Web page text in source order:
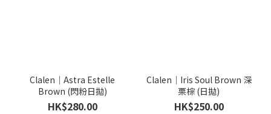
Clalen｜Astra Estelle
Brown (閃粉日拋)
HK$280.00
Clalen｜Iris Soul Brown 深
栗棕 (日拋)
HK$250.00